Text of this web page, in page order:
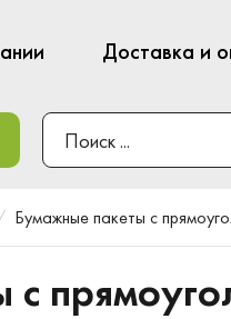
Доставка и
Бумажные пакеты с
с